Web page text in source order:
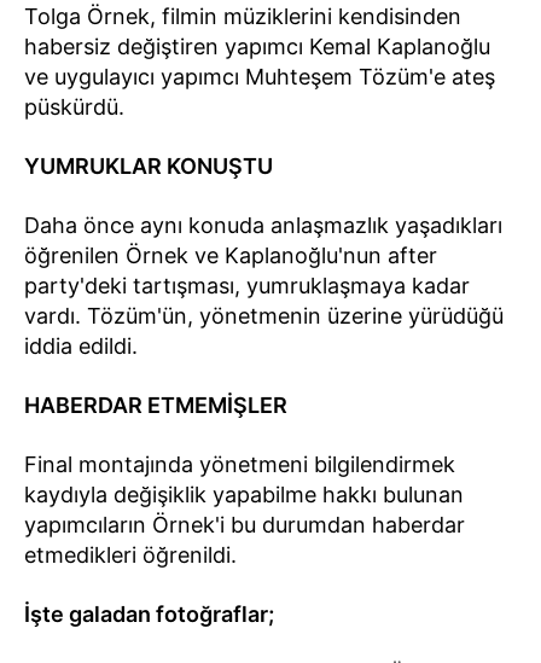
Tolga Örnek, filmin müziklerini kendisinden
habersiz değiştiren yapımcı Kemal Kaplanoğlu
ve uygulayıcı yapımcı Muhteşem Tözüm'e ateş
püskürdü.
YUMRUKLAR KONUŞTU
Daha önce aynı konuda anlaşmazlık yaşadıkları
öğrenilen Örnek ve Kaplanoğlu'nun after
party'deki tartışması, yumruklaşmaya kadar
vardı. Tözüm'ün, yönetmenin üzerine yürüdüğü
iddia edildi.
HABERDAR ETMEMİŞLER
Final montajında yönetmeni bilgilendirmek
kaydıyla değişiklik yapabilme hakkı bulunan
yapımcıların Örnek'i bu durumdan haberdar
etmedikleri öğrenildi.
İşte galadan fotoğraflar;